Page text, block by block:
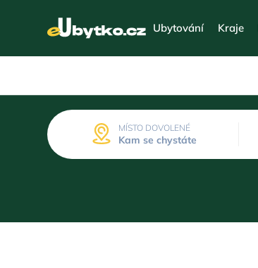
Ubytování Kraje
MÍSTO DOVOLENÉ
Kam se chystáte